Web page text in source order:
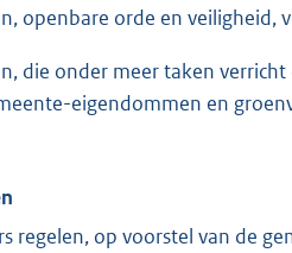
openbare orde en veiligheid,
die onder meer taken
eigendommen en
regelen, op voorstel van de